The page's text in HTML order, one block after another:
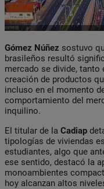
Gómez Núñez sostuvo
brasileños resultó
mercado se divide, tanto
creación de productos
incluso en el momento
comportamiento del
inquilino.
El titular de la Cadiap
tipologías de viviendas
estudiantes, algo que
ese sentido, destacó la
monoambientes
hoy alcanzan altos